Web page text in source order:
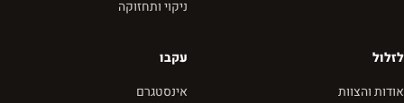
ניקוי ותחזוקה
לזלול
אודות והצוות
עקבו
אינסטגרם